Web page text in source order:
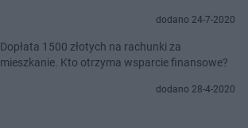
dodano 24-7-2020
Dopłata 1500 złotych na rachunki za
mieszkanie. Kto otrzyma wsparcie finansowe?
dodano 28-4-2020